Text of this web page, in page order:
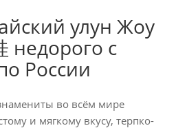
улун Жоу
недорого с
России
во всём мире
и мягкому вкусу, терпко-